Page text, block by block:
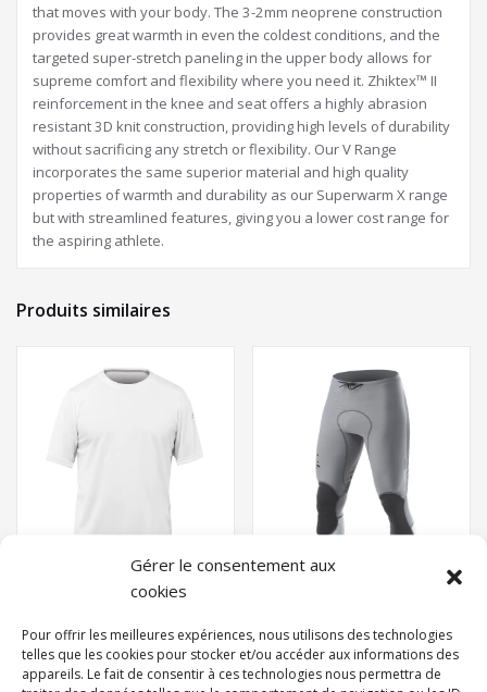
Gérer le consentement aux
cookies
Pour offrir les meilleures expériences, nous utilisons des technologies
telles que les cookies pour stocker et/ou accéder aux informations des
appareils. Le fait de consentir à ces technologies nous permettra de
that moves with your body. The 3-2mm neoprene construction
provides great warmth in even the coldest conditions, and the
targeted super-stretch paneling in the upper body allows for
supreme comfort and flexibility where you need it. Zhiktex™ II
reinforcement in the knee and seat offers a highly abrasion
resistant 3D knit construction, providing high levels of durability
without sacrificing any stretch or flexibility. Our V Range
incorporates the same superior material and high quality
properties of warmth and durability as our Superwarm X range
but with streamlined features, giving you a lower cost range for
the aspiring athlete.
Produits similaires
SHORT SLEEVE TOP
WHITE
HYBRID PANTS